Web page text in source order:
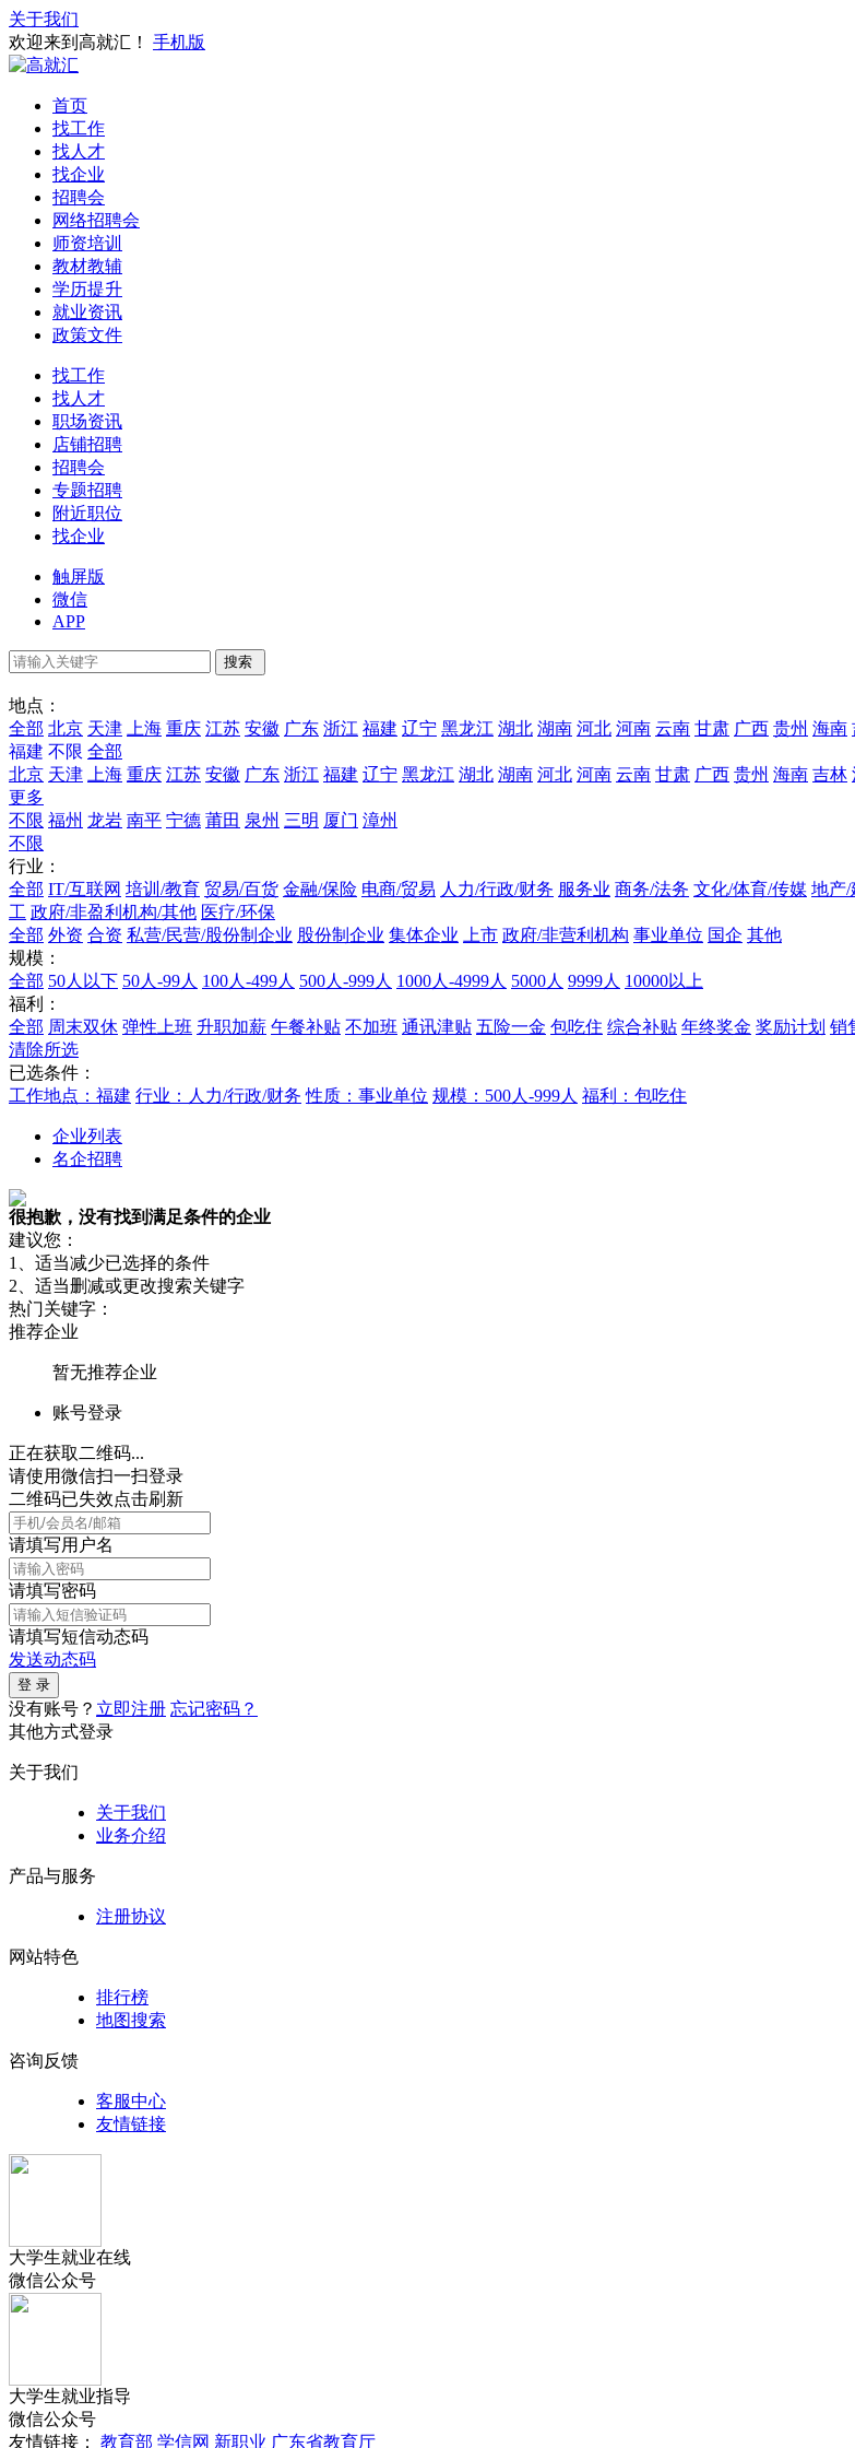
关于我们
欢迎来到高就汇！
手机版
首页
找工作
找人才
找企业
招聘会
网络招聘会
师资培训
教材教辅
学历提升
就业资讯
政策文件
找工作
找人才
职场资讯
店铺招聘
招聘会
专题招聘
附近职位
找企业
触屏版
微信
APP
地点：
全部 北京 天津 上海 重庆 江苏 安徽 广东 浙江 福建 辽宁 黑龙江 湖北 湖南 河北 河南 云南 甘肃 广西 贵州 海南
福建 不限 全部
北京 天津 上海 重庆 江苏 安徽 广东 浙江 福建 辽宁 黑龙江 湖北 湖南 河北 河南 云南 甘肃 广西 贵州 海南 吉林
更多
不限 福州 龙岩 南平 宁德 莆田 泉州 三明 厦门 漳州
不限
行业：
全部 IT/互联网 培训/教育 贸易/百货 金融/保险 电商/贸易 人力/行政/财务 服务业 商务/法务 文化/体育/传媒 地产/
工 政府/非盈利机构/其他 医疗/环保
全部 外资 合资 私营/民营/股份制企业 股份制企业 集体企业 上市 政府/非营利机构 事业单位 国企 其他
规模：
全部 50人以下 50人-99人 100人-499人 500人-999人 1000人-4999人 5000人 9999人 10000以上
福利：
全部 周末双休 弹性上班 升职加薪 午餐补贴 不加班 通讯津贴 五险一金 包吃住 综合补贴 年终奖金 奖励计划 销
清除所选
已选条件：
工作地点：福建 行业：人力/行政/财务 性质：事业单位 规模：500人-999人 福利：包吃住
企业列表
名企招聘
很抱歉，没有找到满足条件的企业
建议您：
1、适当减少已选择的条件
2、适当删减或更改搜索关键字
热门关键字：
推荐企业
暂无推荐企业
账号登录
正在获取二维码...
请使用微信扫一扫登录
二维码已失效点击刷新
请填写用户名
请填写密码
请填写短信动态码
发送动态码
没有账号？ 立即注册 忘记密码？
其他方式登录
关于我们
关于我们
业务介绍
产品与服务
注册协议
网站特色
排行榜
地图搜索
咨询反馈
客服中心
友情链接
大学生就业在线
微信公众号
大学生就业指导
微信公众号
友情链接： 教育部 学信网 新职业 广东省教育厅